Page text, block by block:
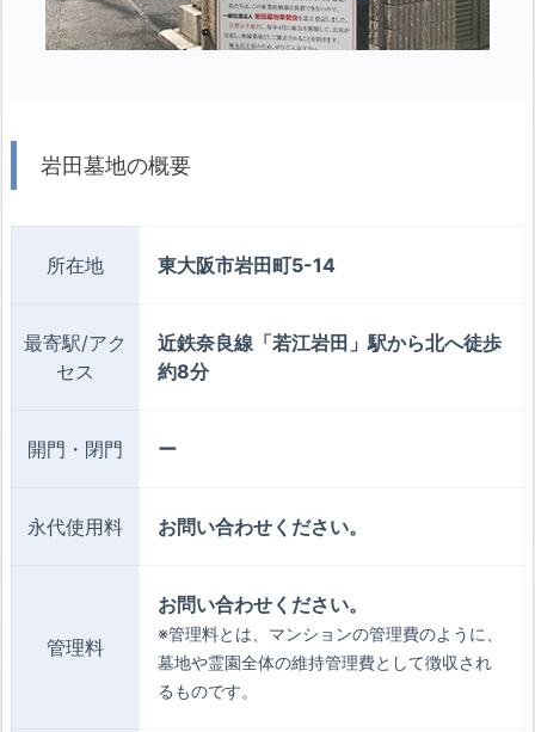
岩田墓地の概要
所在地 東大阪市岩田町5-14
最寄駅/アク
セス
近鉄奈良線「若江岩田」駅から北へ徒歩
約8分
開門・閉門 ー
永代使用料 お問い合わせください。
管理料
お問い合わせください。
※管理料とは、マンションの管理費のように、
墓地や霊園全体の維持管理費として徴収され
るものです。